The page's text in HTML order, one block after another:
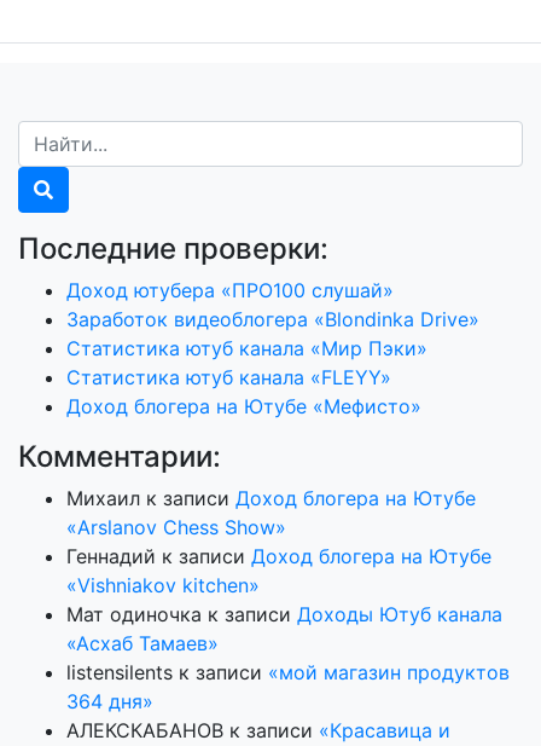
Последние проверки:
Доход ютубера «ПРО100 слушай»
Заработок видеоблогера «Blondinka Drive»
Статистика ютуб канала «Мир Пэки»
Статистика ютуб канала «FLEYY»
Доход блогера на Ютубе «Мефисто»
Комментарии:
Михаил к записи Доход блогера на Ютубе
«Arslanov Chess Show»
Геннадий к записи Доход блогера на Ютубе
«Vishniakov kitchen»
Мат одиночка к записи Доходы Ютуб канала
«Асхаб Тамаев»
listensilents к записи «мой магазин продуктов
364 дня»
АЛЕКСКАБАНОВ к записи «Красавица и